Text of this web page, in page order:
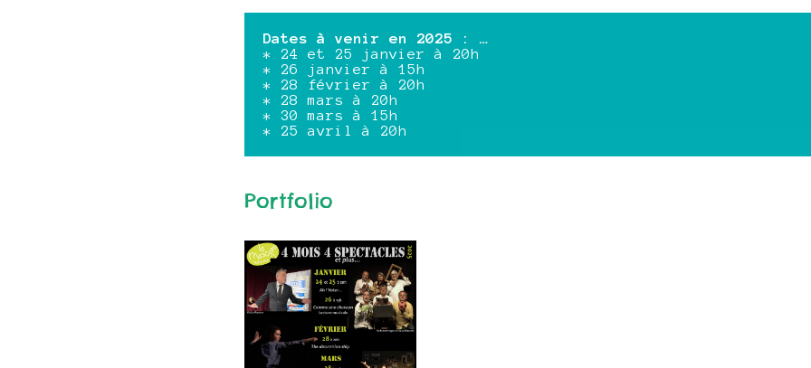
Dates à venir en 2025 : …
* 24 et 25 janvier à 20h
* 26 janvier à 15h
* 28 février à 20h
* 28 mars à 20h
* 30 mars à 15h
* 25 avril à 20h
Portfolio